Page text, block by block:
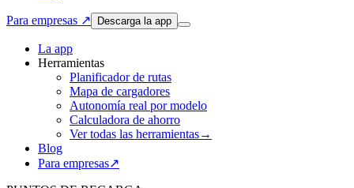
Para empresas ↗ Descarga la app
La app
Herramientas
Planificador de rutas
Mapa de cargadores
Autonomía real por modelo
Calculadora de ahorro
Ver todas las herramientas→
Blog
Para empresas↗